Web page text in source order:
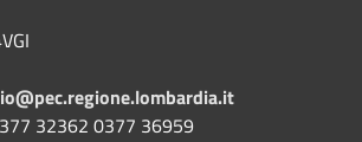
32362 0377 36959